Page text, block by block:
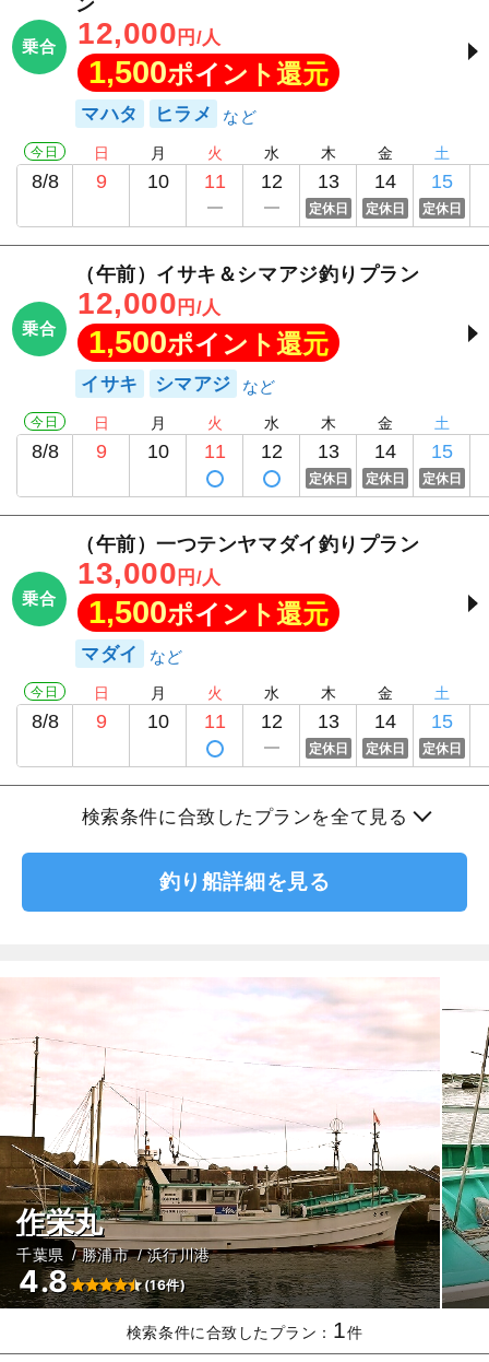
乗合
ン
12,000 円/人
1,500ポイント還元
マハタ ヒラメ
今日
8/8
日
9
月
10
火
11
水
12
木
13
定休日
金
14
定休日
土
15
定休日
乗合
（午前）イサキ＆シマアジ釣りプラン
12,000 円/人
1,500ポイント還元
イサキ シマアジ
今日
8/8
日
9
月
10
火
11
水
12
木
13
定休日
金
14
定休日
土
15
定休日
乗合
（午前）一つテンヤマダイ釣りプラン
13,000 円/人
1,500ポイント還元
マダイ
今日
8/8
日
9
月
10
火
11
水
12
木
13
定休日
金
14
定休日
土
15
定休日
検索条件に合致したプランを全て見る
釣り船詳細を見る
作栄丸
千葉県 勝浦市 浜行川港
4.8 (16件)
検索条件に合致したプラン： 1件